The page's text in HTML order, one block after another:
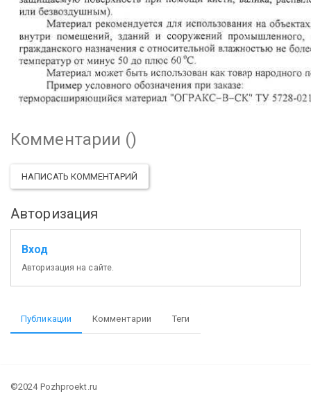
Комментарии ()
НАПИСАТЬ КОММЕНТАРИЙ
Авторизация
Вход
Авторизация на сайте.
Публикации Комментарии Теги
©2024 Pozhproekt.ru